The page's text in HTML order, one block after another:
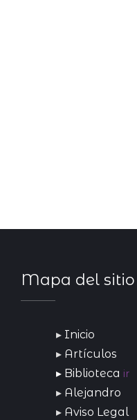
Mapa del sitio
Inicio
Artículos
Biblioteca ir
Alejandro
Aviso Legal